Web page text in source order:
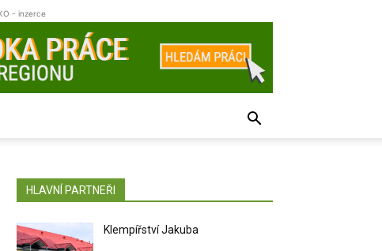
- inzerce
HLAVNÍ PARTNEŘI
Klempířství Jakuba